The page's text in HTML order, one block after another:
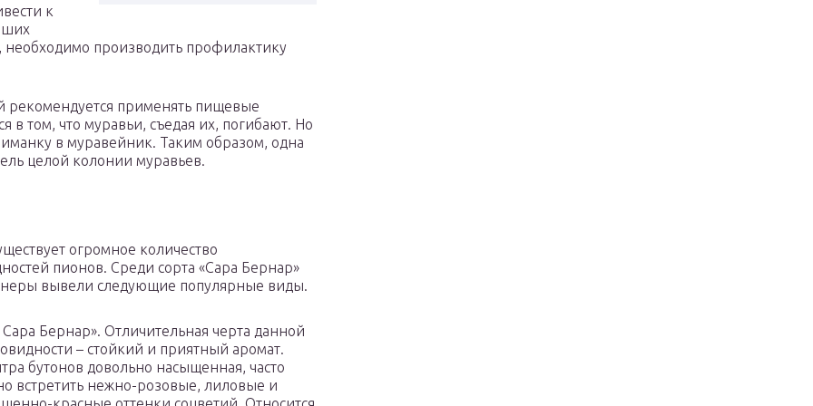
к
необходимо производить профилактику
рекомендуется применять пищевые
в том, что муравьи, съедая их, погибают. Но
в муравейник. Таким образом, одна
целой колонии муравьев.
огромное количество
пионов. Среди сорта «Сара Бернар»
вывели следующие популярные виды.
Сара Бернар». Отличительная черта данной
– стойкий и приятный аромат.
бутонов довольно насыщенная, часто
встретить нежно-розовые, лиловые и